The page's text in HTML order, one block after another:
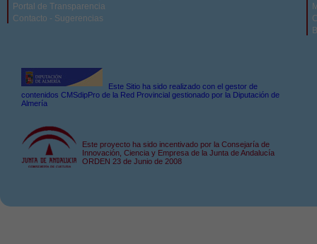
Portal de Transparencia
Contacto - Sugerencias
Este Sitio ha sido realizado con el gestor de
contenidos CMSdipPro de la Red Provincial gestionado por la Diputación de
Almería
Este proyecto ha sido incentivado por la Consejaría de
Innovación, Ciencia y Empresa de la Junta de Andalucía
ORDEN 23 de Junio de 2008